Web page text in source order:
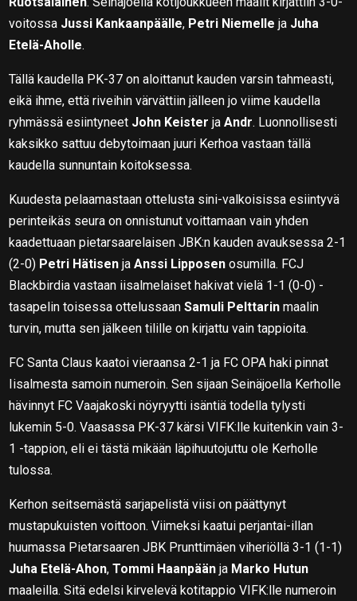
voitossa Jussi Kankaanpäälle, Petri Niemelle ja Juha
Etelä-Aholle.
Tällä kaudella PK-37 on aloittanut kauden varsin tahmeasti,
eikä ihme, että riveihin värvättiin jälleen jo viime kaudella
ryhmässä esiintyneet John Keister jaAndr. Luonnollisesti
kaksikko sattuu debytoimaan juuri Kerhoa vastaan tällä
kaudella sunnuntain koitoksessa.
Kuudesta pelaamastaan ottelusta sini-valkoisissa esiintyvä
perinteikäs seura on onnistunut voittamaan vain yhden
kaadettuaan pietarsaarelaisen JBK:n kauden avauksessa 2-1
(2-0) Petri Hätisen jaAnssi Lipposenosumilla. FCJ
Blackbirdia vastaan iisalmelaiset hakivat vielä 1-1 (0-0) -
tasapelin toisessa ottelussaan Samuli Pelttarin maalin
turvin, mutta sen jälkeen tilille on kirjattu vain tappioita.
FC Santa Claus kaatoi vieraansa 2-1 ja FC OPA haki pinnat
Iisalmesta samoin numeroin. Sen sijaan Seinäjoella Kerholle
hävinnyt FC Vaajakoski nöyryytti isäntiä todella tylysti
lukemin 5-0. Vaasassa PK-37 kärsi VIFK:lle kuitenkin vain 3-
1 -tappion, eli ei tästä mikään läpihuutojuttu ole Kerholle
tulossa.
Kerhon seitsemästä sarjapelistä viisi on päättynyt
mustapukuisten voittoon. Viimeksi kaatui perjantai-illan
huumassa Pietarsaaren JBK Prunttimäen viheriöllä 3-1 (1-1)
Juha Etelä-Ahon,Tommi Haanpään ja Marko Hutun
maaleilla. Sitä edelsi kirvelevä kotitappio VIFK:lle numeroin